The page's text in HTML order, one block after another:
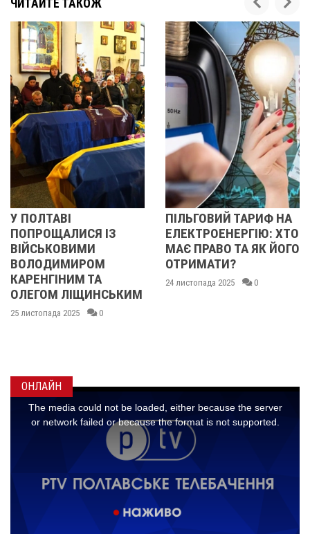
ЧИТАЙТЕ ТАКОЖ
ПІЛЬГОВИЙ ТАРИФ НА
ЕЛЕКТРОЕНЕРГІЮ: ХТО
МАЄ ПРАВО ТА ЯК ЙОГО
ОТРИМАТИ?
24 листопада 2025
У ПОЛТАВІ
ПОПРОЩАЛИСЯ
БІЙЦЯМИ
ОЛЕКСАНДРОМ
ІВАЩЕНКОМ,
ОНЛАЙН